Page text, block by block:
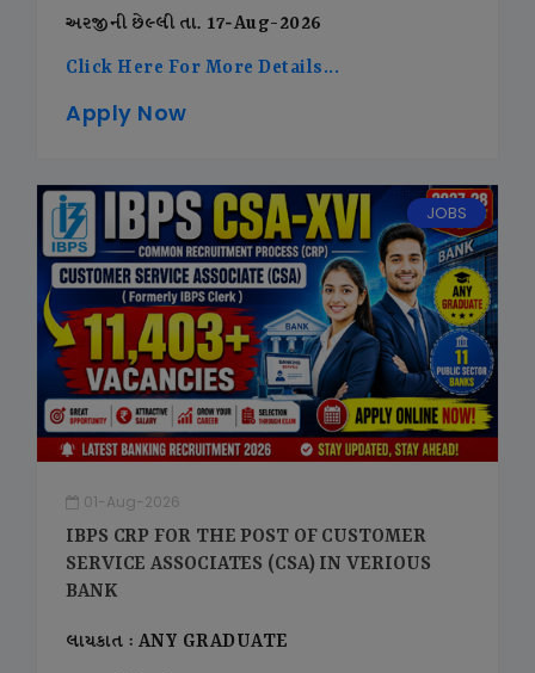
અરજીની છેલ્લી તા. 17-Aug-2026
Click Here For More Details...
Apply Now
JOBS
01-Aug-2026
IBPS CRP FOR THE POST OF CUSTOMER
SERVICE ASSOCIATES (CSA) IN VERIOUS
BANK
લાયકાત : ANY GRADUATE